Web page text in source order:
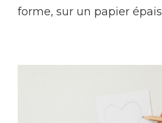
forme, sur un papier épais